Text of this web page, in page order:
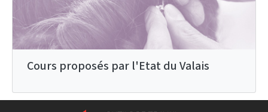
Cours proposés par l'Etat du Valais